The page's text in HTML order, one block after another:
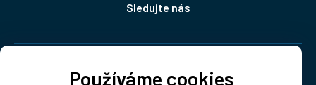
Používáme cookies
Sledujte nás